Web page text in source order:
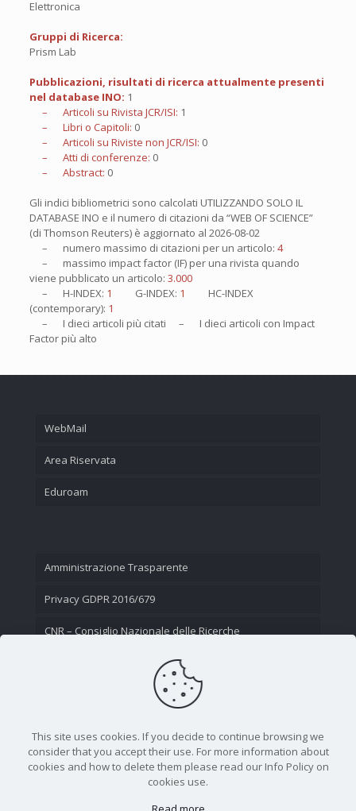
Elettronica
Gruppi di Ricerca:
Prism Lab
Pubblicazioni, risultati di ricerca attualmente presenti
nel database INO: 1
– Articoli su Rivista JCR/ISI: 1
– Libri o Capitoli: 0
– Articoli su Riviste non JCR/ISI: 0
– Atti di conferenze: 0
– Abstract: 0
Gli indici bibliometrici sono calcolati UTILIZZANDO SOLO IL
DATABASE INO e il numero di citazioni da “WEB OF SCIENCE”
(di Thomson Reuters) è aggiornato al 2026-08-02
– numero massimo di citazioni per un articolo: 4
– massimo impact factor (IF) per una rivista quando
viene pubblicato un articolo: 3.000
– H-INDEX: 1 G-INDEX: 1
HC-INDEX
(contemporary): 1
– I dieci articoli più citati – I dieci articoli con Impact
Factor più alto
WebMail
Area Riservata
Eduroam
Amministrazione Trasparente
Privacy GDPR 2016/679
CNR – Consiglio Nazionale delle Ricerche
This site uses cookies. If you decide to continue browsing we
consider that you accept their use. For more information about
cookies and how to delete them please read our Info Policy on
cookies use.